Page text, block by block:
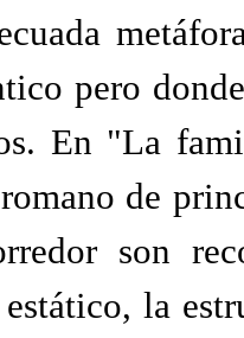
pero
En "La
de
son
la